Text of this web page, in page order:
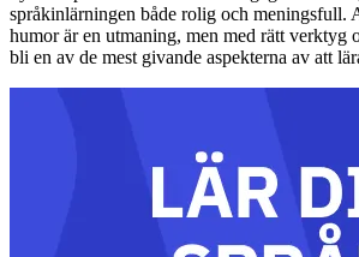
språkinlärningen både rolig och meningsfull.
humor är en utmaning, men med rätt verktyg
bli en av de mest givande aspekterna av att